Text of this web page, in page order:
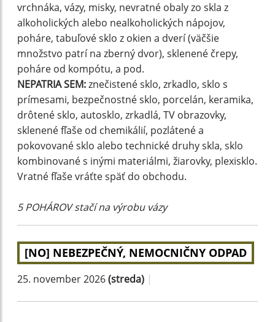
vrchnáka, vázy, misky, nevratné obaly zo skla z
alkoholických alebo nealkoholických nápojov,
poháre, tabuľové sklo z okien a dverí (väčšie
množstvo patrí na zberný dvor), sklenené črepy,
poháre od kompótu, a pod.
NEPATRIA SEM:znečistené sklo, zrkadlo, sklo s
prímesami, bezpečnostné sklo, porcelán, keramika,
drôtené sklo, autosklo, zrkadlá, TV obrazovky,
sklenené fľaše od chemikálií, pozlátené a
pokovované sklo alebo technické druhy skla, sklo
kombinované s inými materiálmi, žiarovky, plexisklo.
Vratné fľaše vráťte späť do obchodu.
5 POHÁROV stačí na výrobu vázy
[NO] NEBEZPEČNÝ, NEMOCNIČNY ODPAD
25. november 2026(streda) |